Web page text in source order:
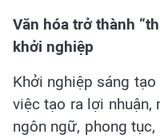
Văn hóa trở thành
khởi nghiệp
Khởi nghiệp sáng
việc tạo ra lợi
ngôn ngữ, phong